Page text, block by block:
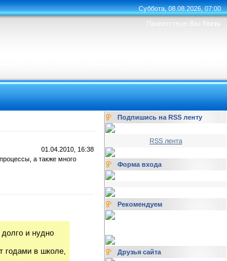
Суббота, 08.08.2026, 07:00
Приветствую Вас Гость
01.04.2010, 16:38
а также много
долго и нудно
годами в школе,
Подпишись на RSS ленту
RSS лента
Форма входа
Рекомендуем
Друзья сайта